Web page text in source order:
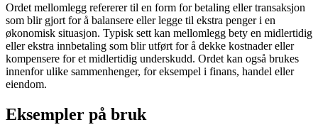
Ordet mellomlegg refererer til en form for betaling eller transaksjon
som blir gjort for å balansere eller legge til ekstra penger i en
økonomisk situasjon. Typisk sett kan mellomlegg bety en midlertidig
eller ekstra innbetaling som blir utført for å dekke kostnader eller
kompensere for et midlertidig underskudd. Ordet kan også brukes
innenfor ulike sammenhenger, for eksempel i finans, handel eller
eiendom.
Eksempler på bruk